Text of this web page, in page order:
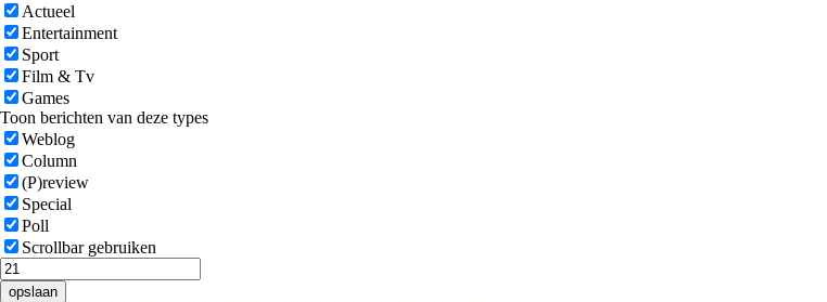
Actueel
Entertainment
Sport
Film & Tv
Games
Toon berichten van deze types
Weblog
Column
(P)review
Special
Poll
Scrollbar gebruiken
opslaan